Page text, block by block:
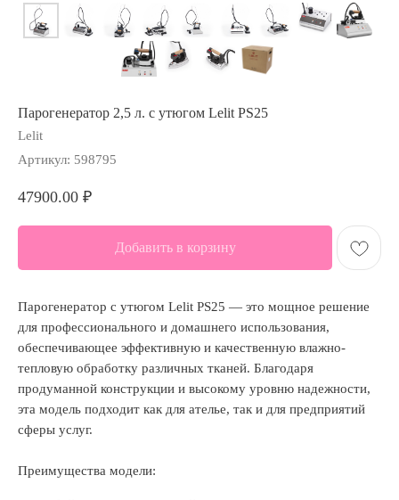
Парогенератор 2,5 л. с утюгом Lelit PS25
Lelit
Артикул: 598795
47900.00 ₽
Добавить в корзину
Парогенератор с утюгом Lelit PS25 — это мощное решение
для профессионального и домашнего использования,
обеспечивающее эффективную и качественную влажно-
тепловую обработку различных тканей. Благодаря
продуманной конструкции и высокому уровню надежности,
эта модель подходит как для ателье, так и для предприятий
сферы услуг.
Преимущества модели: